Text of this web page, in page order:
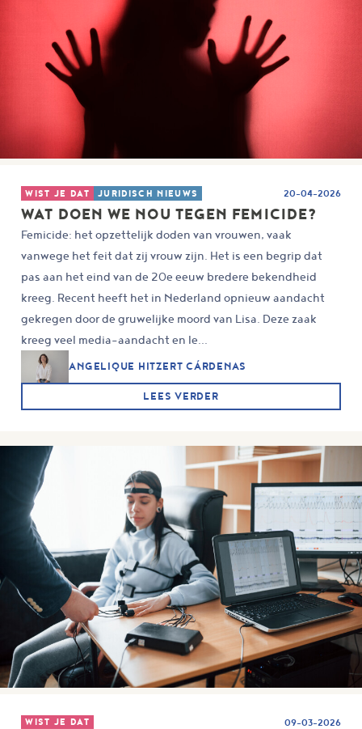
WAT DOEN WE NOU TEGEN FEMICIDE?
WIST JE DAT JURIDISCH NIEUWS 20-04-2026
Femicide: het opzettelijk doden van vrouwen, vaak
vanwege het feit dat zij vrouw zijn. Het is een begrip dat
pas aan het eind van de 20e eeuw bredere bekendheid
kreeg. Recent heeft het in Nederland opnieuw aandacht
gekregen door de gruwelijke moord van Lisa. Deze zaak
kreeg veel media-aandacht en le...
ANGELIQUE HITZERT CÁRDENAS
LEES VERDER
WIST JE DAT 09-03-2026